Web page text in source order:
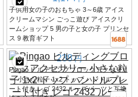
子供用女の子のおもちゃ 3～6歳 アイス
クリームマシン ごっこ遊び アイスクリ
ームショップ 5 男の子と女の子 プリンセ
ス 9 教育ギフト
238 円
Pingao ビルディングブロックアクセサリ
ー 小さな粒子 1x2 トップ ハンドルプレ
ート付き レゴ 2432 ルーズパーツと互換